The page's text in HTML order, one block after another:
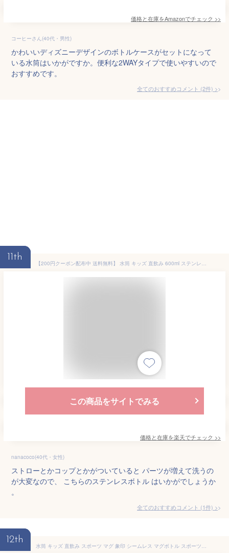
価格と在庫をAmazonでチェック >>
コーヒーさん(40代・男性)
かわいいディズニーデザインのボトルケースがセットになって
いる水筒はいかがですか。便利な2WAYタイプで使いやすいので
おすすめです。
全てのおすすめコメント (2件) >
11th
【200円クーポン配布中 送料無料】 水筒 キッズ 直飲み 600ml ステンレスボトル ステンボトル ダイレクト 子供 ワンタッチ こども ステンレス ボトル 保冷 ミニ ストラップ 子ども 洗いやすい 小学生 男の子 女の子
この商品をサイトでみる
価格と在庫を楽天でチェック >>
nanacoco(40代・女性)
ストローとかコップとかがついていると パーツが増えて洗うの
が大変なので、 こちらのステンレスボトル はいかがでしょうか
。
全てのおすすめコメント (1件) >
12th
水筒 キッズ 直飲み スポーツ マグ 象印 シームレス マグボトル スポーツドリンク対応 OK 間口 広い ワンタッチ ステンレスマグ 洗いやすい おしゃれ 480ml ステンレスボトル マグボトル 保温 保冷 小さい コンパクト 小学生 幼稚園